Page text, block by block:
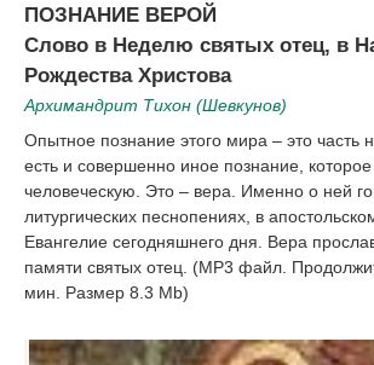
ПОЗНАНИЕ ВЕРОЙ
Слово в Неделю святых отец, в
Рождества Христова
Архимандрит Тихон (Шевкунов)
Опытное познание этого мира – это часть
есть и совершенно иное познание,
человеческую. Это – вера. Именно о ней
литургических песнопениях, в
Евангелие сегодняшнего дня. Вера
памяти святых отец. (MP3 файл.
мин. Размер 8.3 Mb)